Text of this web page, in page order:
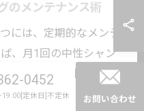
のメンテナンス術
には、定期的なメンテ
、月1回の中性シャン
ンテナンス剤の使用が
膜表面の汚れや水垢を
0452
定休日]不定休 お問い合わせ